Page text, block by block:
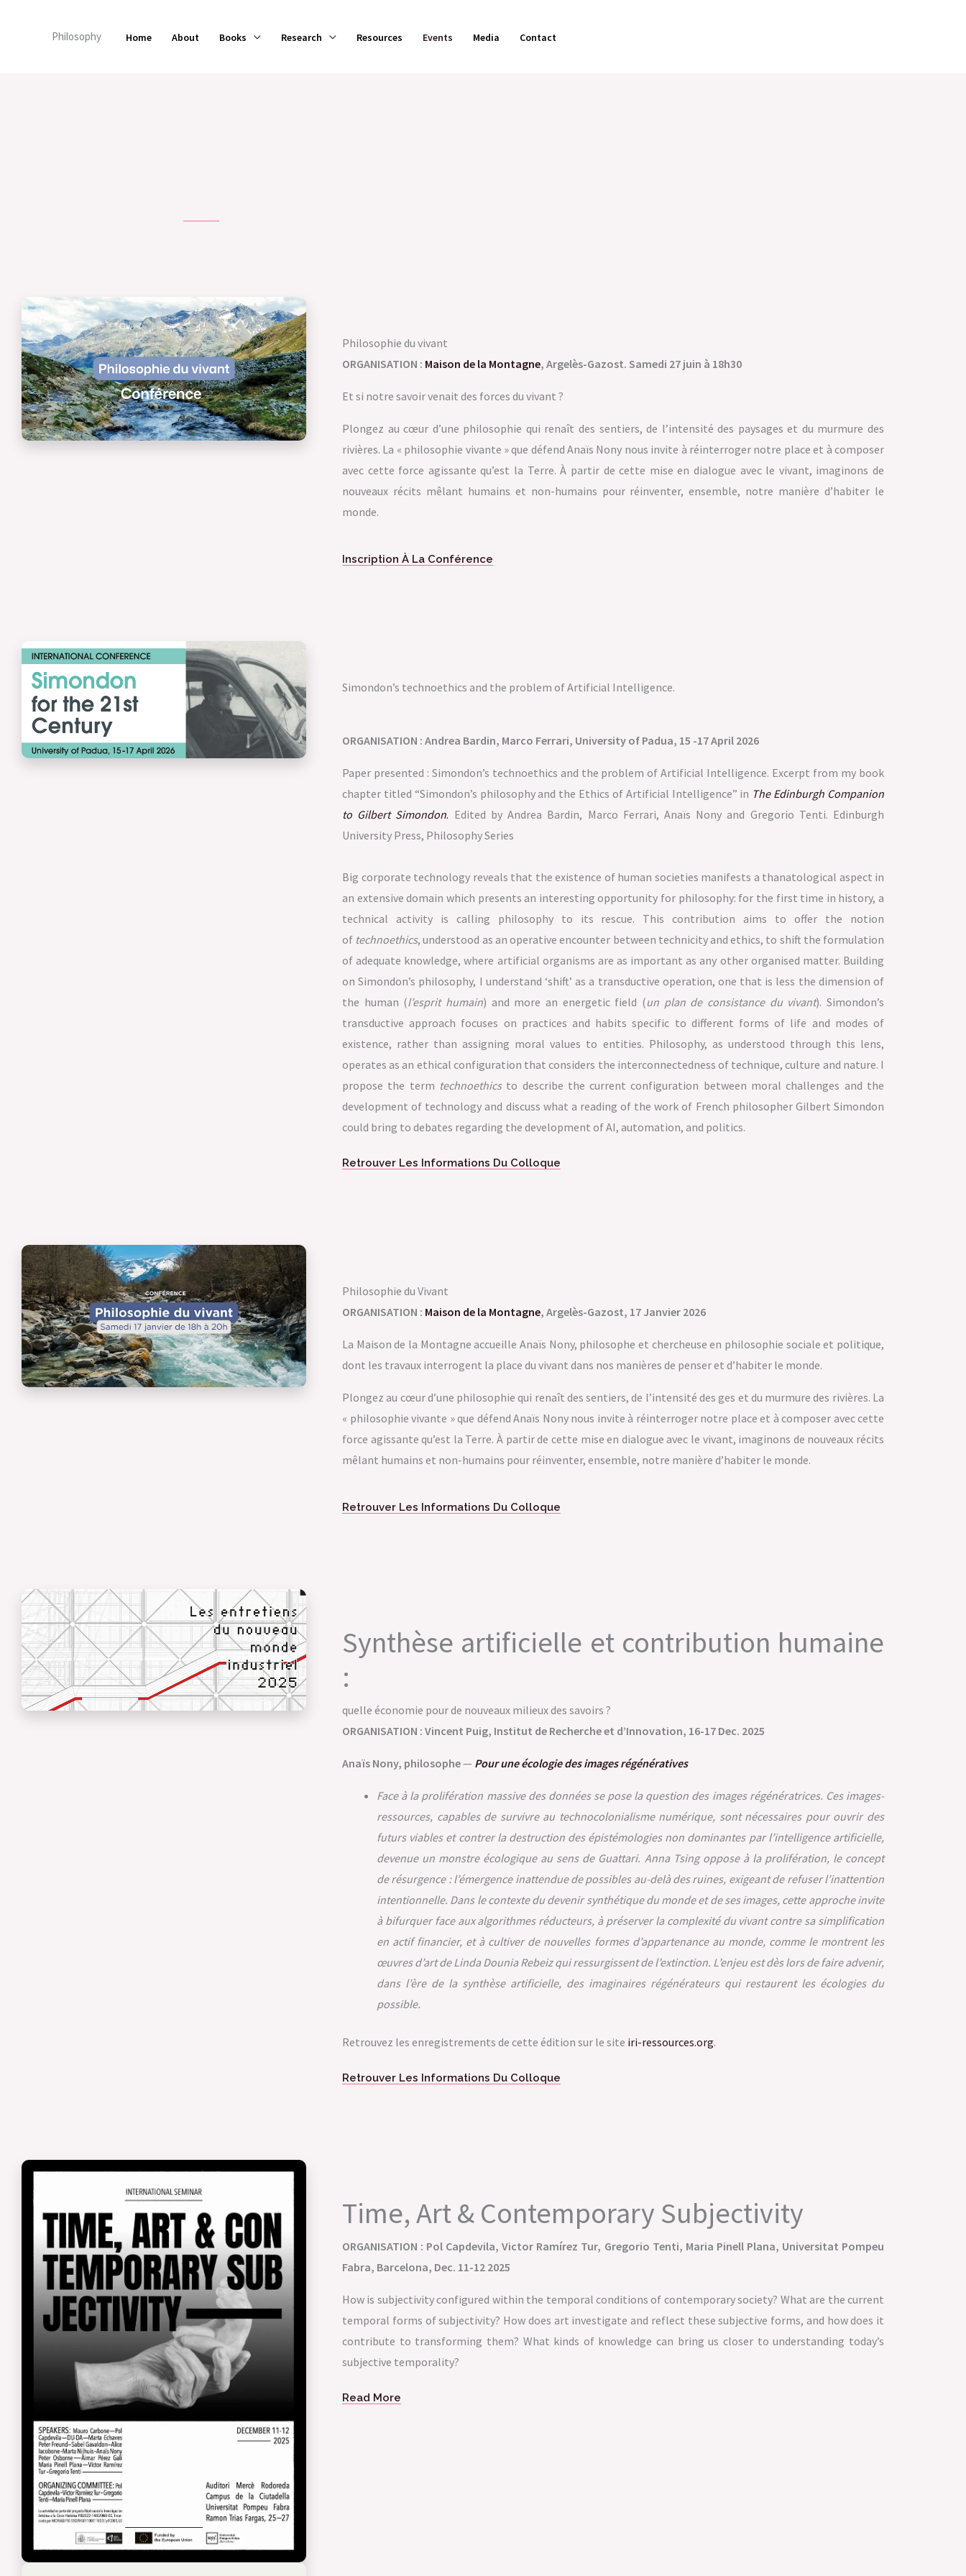
Philosophy Home About Books Research Resources Events Media Contact
Philosophie du vivant
ORGANISATION : Maison de la Montagne, Argelès-Gazost. Samedi 27 juin à 18h30
Et si notre savoir venait des forces du vivant ?
Plongez au cœur d’une philosophie qui renaît des sentiers, de l’intensité des paysages et du murmure des
rivières. La « philosophie vivante » que défend Anaïs Nony nous invite à réinterroger notre place et à composer
avec cette force agissante qu’est la Terre. À partir de cette mise en dialogue avec le vivant, imaginons de
nouveaux récits mêlant humains et non-humains pour réinventer, ensemble, notre manière d’habiter le
monde.
Inscription À La Conférence
Simondon’s technoethics and the problem of Artificial Intelligence.
ORGANISATION : Andrea Bardin, Marco Ferrari, University of Padua, 15 -17 April 2026
Paper presented : Simondon’s technoethics and the problem of Artificial Intelligence. Excerpt from my book
chapter titled “Simondon’s philosophy and the Ethics of Artificial Intelligence” in The Edinburgh Companion
to Gilbert Simondon. Edited by Andrea Bardin, Marco Ferrari, Anaïs Nony and Gregorio Tenti. Edinburgh
University Press, Philosophy Series
Big corporate technology reveals that the existence of human societies manifests a thanatological aspect in
an extensive domain which presents an interesting opportunity for philosophy: for the first time in history, a
technical activity is calling philosophy to its rescue. This contribution aims to offer the notion
of technoethics, understood as an operative encounter between technicity and ethics, to shift the formulation
of adequate knowledge, where artificial organisms are as important as any other organised matter. Building
on Simondon’s philosophy, I understand ‘shift’ as a transductive operation, one that is less the dimension of
the human (l’esprit humain) and more an energetic field (un plan de consistance du vivant). Simondon’s
transductive approach focuses on practices and habits specific to different forms of life and modes of
existence, rather than assigning moral values to entities. Philosophy, as understood through this lens,
operates as an ethical configuration that considers the interconnectedness of technique, culture and nature. I
propose the term technoethicsto describe the current configuration between moral challenges and the
development of technology and discuss what a reading of the work of French philosopher Gilbert Simondon
could bring to debates regarding the development of AI, automation, and politics.
Retrouver Les Informations Du Colloque
Philosophie du Vivant
ORGANISATION : Maison de la Montagne, Argelès-Gazost, 17 Janvier 2026
La Maison de la Montagne accueille Anaïs Nony, philosophe et chercheuse en philosophie sociale et politique,
dont les travaux interrogent la place du vivant dans nos manières de penser et d’habiter le monde.
Plongez au cœur d’une philosophie qui renaît des sentiers, de l’intensité des ges et du murmure des rivières. La
« philosophie vivante » que défend Anaïs Nony nous invite à réinterroger notre place et à composer avec cette
force agissante qu’est la Terre. À partir de cette mise en dialogue avec le vivant, imaginons de nouveaux récits
mêlant humains et non-humains pour réinventer, ensemble, notre manière d’habiter le monde.
Retrouver Les Informations Du Colloque
Synthèse artificielle et contribution humaine
:
quelle économie pour de nouveaux milieux des savoirs ?
ORGANISATION : Vincent Puig, Institut de Recherche et d’Innovation, 16-17 Dec. 2025
Anaïs Nony, philosophe— Pour une écologie des images régénératives
Face à la prolifération massive des données se pose la question des images régénératrices. Ces images-
ressources, capables de survivre au technocolonialisme numérique, sont nécessaires pour ouvrir des
futurs viables et contrer la destruction des épistémologies non dominantes par l’intelligence artificielle,
devenue un monstre écologique au sens de Guattari. Anna Tsing oppose à la prolifération, le concept
de résurgence : l’émergence inattendue de possibles au-delà des ruines, exigeant de refuser l’inattention
intentionnelle. Dans le contexte du devenir synthétique du monde et de ses images, cette approche invite
à bifurquer face aux algorithmes réducteurs, à préserver la complexité du vivant contre sa simplification
en actif financier, et à cultiver de nouvelles formes d’appartenance au monde, comme le montrent les
œuvres d’art de Linda Dounia Rebeiz qui ressurgissent de l’extinction. L’enjeu est dès lors de faire advenir,
dans l’ère de la synthèse artificielle, des imaginaires régénérateurs qui restaurent les écologies du
possible.
Retrouvez les enregistrements de cette édition sur le site iri-ressources.org.
Retrouver Les Informations Du Colloque
Time, Art & Contemporary Subjectivity
ORGANISATION : Pol Capdevila, Victor Ramírez Tur, Gregorio Tenti, Maria Pinell Plana, Universitat Pompeu
Fabra, Barcelona, Dec. 11-12 2025
How is subjectivity configured within the temporal conditions of contemporary society? What are the current
temporal forms of subjectivity? How does art investigate and reflect these subjective forms, and how does it
contribute to transforming them? What kinds of knowledge can bring us closer to understanding today’s
subjective temporality?
Read More